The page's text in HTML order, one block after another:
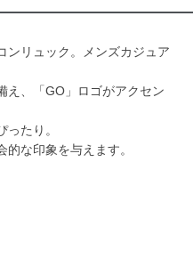
ンリュック。メンズカジュア
え、「GO」ロゴがアクセン
たり。
な印象を与えます。